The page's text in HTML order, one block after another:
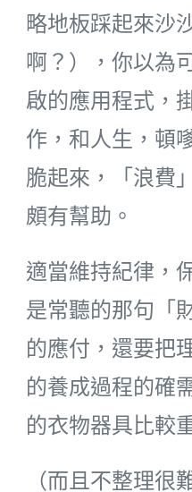
略地板踩起來沙
啊？），你以為
啟的應用程式，
作，和人生，頓
脆起來，「浪費
頗有幫助。
適當維持紀律，
是常聽的那句「
的應付，還要把
的養成過程的確
的衣物器具比較
（而且不整理很